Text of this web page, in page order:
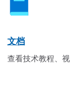
文档
查看技术教程、